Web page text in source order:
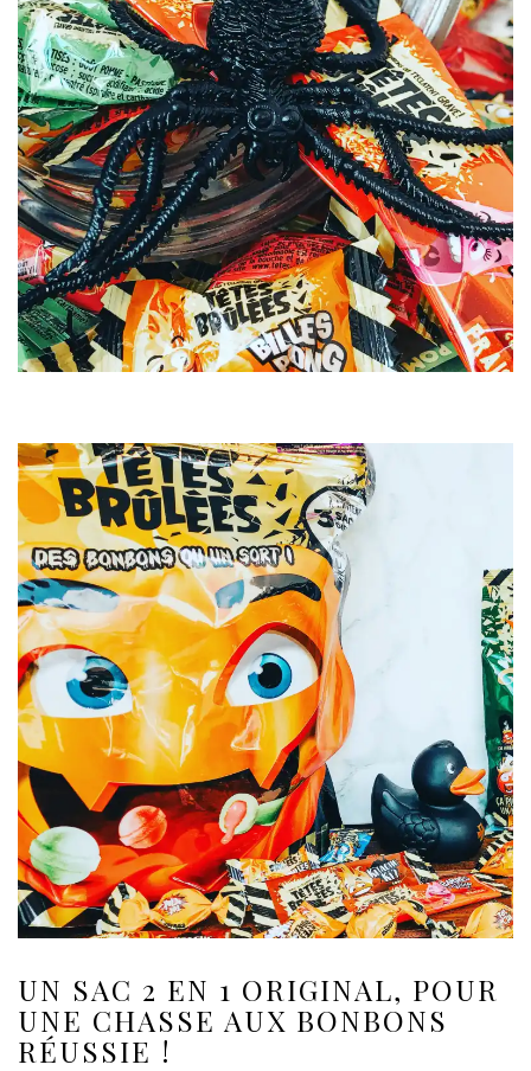
UN SAC 2 EN 1 ORIGINAL, POUR
UNE CHASSE AUX BONBONS
RÉUSSIE !